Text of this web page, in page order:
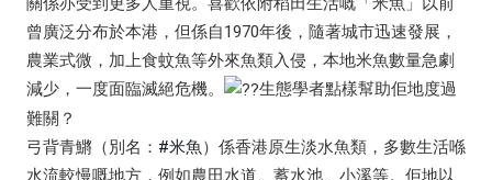
曾廣泛分布於本港，但係自1970年後，隨著城市迅速發展，
農業式微，加上食蚊魚等外來魚類入侵，本地米魚數量急劇
減少，一度面臨滅絕危機。
生態學者點樣幫助佢地度過
難關？
弓背青鱂（別名： #米魚）係香港原生淡水魚類，多數生活喺
水流較慢嘅地方，例如農田水道、蓄水池、小溪等。佢地以